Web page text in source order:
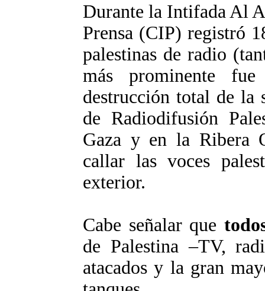
Durante la Intifada Al
Prensa (CIP) registró
palestinas de radio
más prominente
destrucción total de la
de Radiodifusión
Gaza y en la Ribera
callar las voces
exterior.
Cabe señalar que
de Palestina –TV,
atacados y la gran